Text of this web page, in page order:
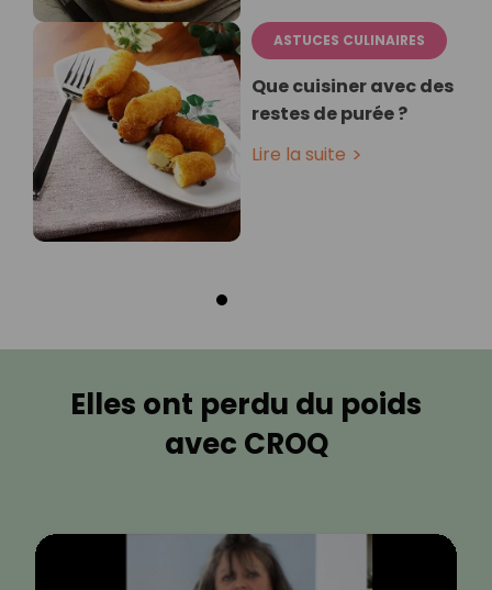
ASTUCES CULINAIRES
Que cuisiner avec des
restes de purée ?
Lire la suite
Elles ont perdu du poids
avec CROQ